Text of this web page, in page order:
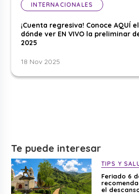
INTERNACIONALES
¡Cuenta regresiva! Conoce AQUÍ
dónde ver EN VIVO la preliminar
2025
18 Nov 2025
Te puede interesar
TIPS Y
Feriado 6
el